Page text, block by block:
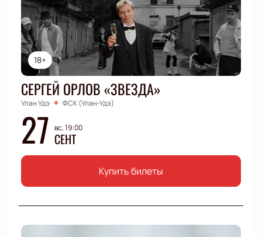
18+
СЕРГЕЙ ОРЛОВ «ЗВЕЗДА»
Улан Удэ ФСК (Улан-Удэ)
27 вс, 19:00
СЕНТ
Купить билеты